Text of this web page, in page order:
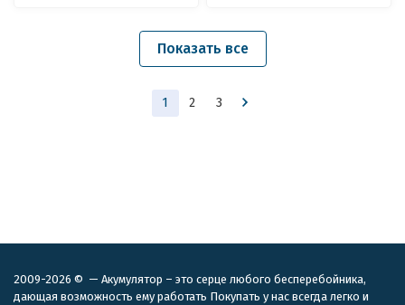
Показать все
1 2 3
2009-2026 © — Акумулятор – это серце любого бесперебойника,
дающая возможность ему работать Покупать у нас всегда легко и